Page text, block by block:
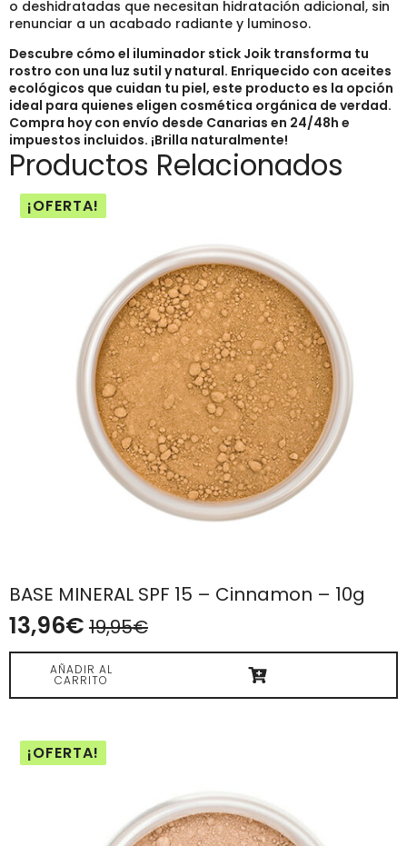
o deshidratadas que necesitan hidratación adicional, sin
renunciar a un acabado radiante y luminoso.
Descubre cómo el iluminador stick Joik transforma tu
rostro con una luz sutil y natural. Enriquecido con aceites
ecológicos que cuidan tu piel, este producto es la opción
ideal para quienes eligen cosmética orgánica de verdad.
Compra hoy con envío desde Canarias en 24/48h e
impuestos incluidos. ¡Brilla naturalmente!
Productos Relacionados
¡OFERTA!
BASE MINERAL SPF 15 – Cinnamon – 10g
19,95€
El
precio
original
19,95€.
13,96€
El
precio
actual
13,96€.
AÑADIR AL
CARRITO
¡OFERTA!